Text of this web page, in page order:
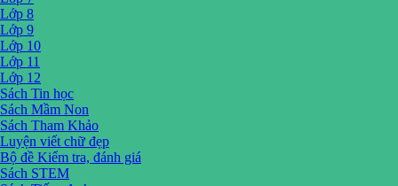
Lớp 8
Lớp 9
Lớp 10
Lớp 11
Lớp 12
Sách Tin học
Sách Mầm Non
Sách Tham Khảo
Luyện viết chữ đẹp
Bộ đề Kiểm tra, đánh giá
Sách STEM